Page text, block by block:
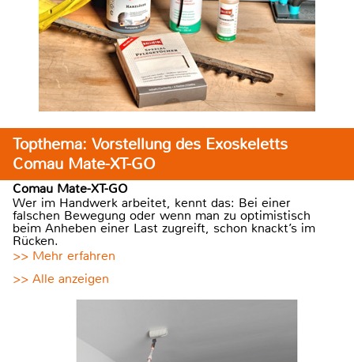
Topthema: Vorstellung des Exoskeletts
Comau Mate-XT-GO
Comau Mate-XT-GO
Wer im Handwerk arbeitet, kennt das: Bei einer
falschen Bewegung oder wenn man zu optimistisch
beim Anheben einer Last zugreift, schon knackt’s im
Rücken.
>> Mehr erfahren
>> Alle anzeigen